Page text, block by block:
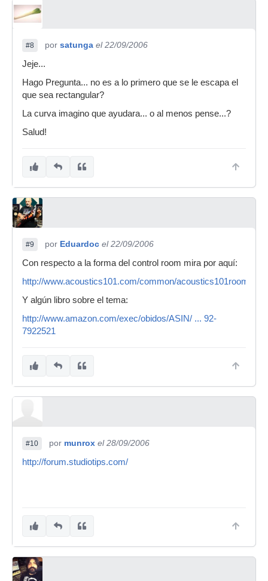
#8 por satunga el 22/09/2006
Jeje...
Hago Pregunta... no es a lo primero que se le escapa el
que sea rectangular?
La curva imagino que ayudara... o al menos pense...?
Salud!
#9 por Eduardoc el 22/09/2006
Con respecto a la forma del control room mira por aquí:
http://www.acoustics101.com/common/acoustics101room.pdf
Y algún libro sobre el tema:
http://www.amazon.com/exec/obidos/ASIN/ ... 92-
7922521
#10 por munrox el 28/09/2006
http://forum.studiotips.com/